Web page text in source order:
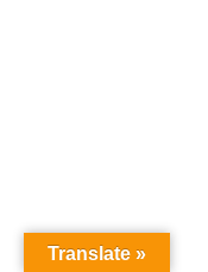
Translate »